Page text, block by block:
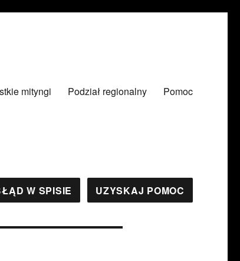
mityngi Podział regionalny Pomoc
W SPISIE UZYSKAJ POMOC